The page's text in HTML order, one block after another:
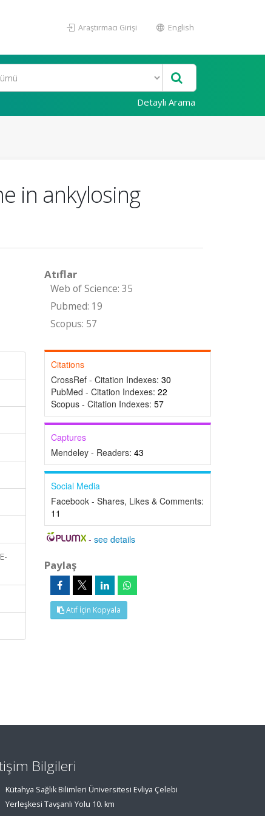
Araştırmacı Girişi English
Detaylı Arama
in ankylosing
Atıflar
Web of Science: 35
Pubmed: 19
Scopus: 57
Citations
CrossRef - Citation Indexes: 30
PubMed - Citation Indexes: 22
Scopus - Citation Indexes: 57
Captures
Mendeley - Readers: 43
Social Media
Facebook - Shares, Likes & Comments:
11
-see details
Paylaş
Atıf İçin Kopyala
Bilgileri
Kütahya Sağlık Bilimleri Üniversitesi Evliya Çelebi
Yerleşkesi Tavşanlı Yolu 10. km